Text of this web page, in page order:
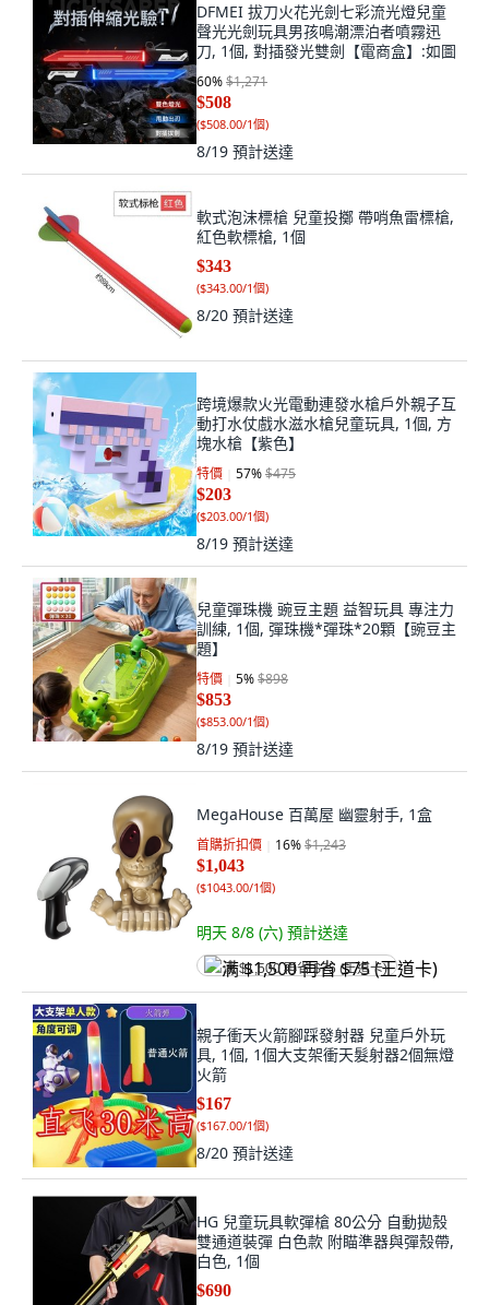
DFMEI 拔刀火花光劍七彩流光燈兒童
聲光光劍玩具男孩鳴潮漂泊者噴霧迅
刀, 1個, 對插發光雙劍【電商盒】:如圖
60%$1,271
$508
($508.00/1個)
8/19 預計送達
軟式泡沫標槍 兒童投擲 帶哨魚雷標槍,
紅色軟標槍, 1個
$343
($343.00/1個)
8/20 預計送達
跨境爆款火光電動連發水槍戶外親子互
動打水仗戲水滋水槍兒童玩具, 1個, 方
塊水槍【紫色】
特價 57%$475
$203
($203.00/1個)
8/19 預計送達
兒童彈珠機 豌豆主題 益智玩具 專注力
訓練, 1個, 彈珠機*彈珠*20顆【豌豆主
題】
特價 5%$898
$853
($853.00/1個)
8/19 預計送達
MegaHouse 百萬屋 幽靈射手, 1盒
首購折扣價 16%$1,243
$1,043
($1043.00/1個)
明天 8/8 (六) 預計送達
满 $1,500 再省 $75 (王道卡)
親子衝天火箭腳踩發射器 兒童戶外玩
具, 1個, 1個大支架衝天髮射器2個無燈
火箭
$167
($167.00/1個)
8/20 預計送達
HG 兒童玩具軟彈槍 80公分 自動拋殼
雙通道裝彈 白色款 附瞄準器與彈殼帶,
白色, 1個
$690